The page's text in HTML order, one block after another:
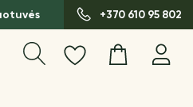
+370 610 95 802